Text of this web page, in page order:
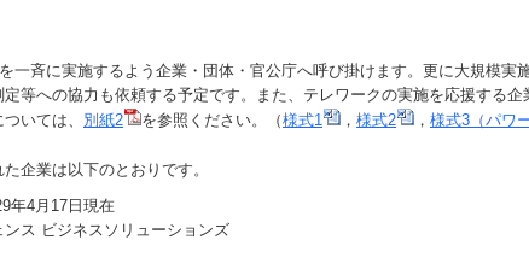
一斉に実施するよう企業・団体・官公庁へ呼び掛けます。更に大規模実
等への協力も依頼する予定です。また、テレワークの実施を応援する企
いては、 別紙2 を参照ください。（様式1 ， 様式2 ， 様式3（パワ
企業は以下のとおりです。
年4月17日現在
ス ビジネスソリューションズ